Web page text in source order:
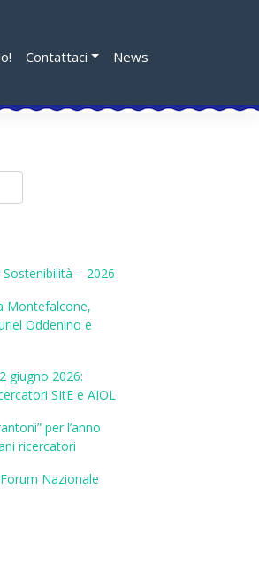
Contattaci News
– 2026
Montefalcone,
Oddenino e
giugno 2026:
SItE e AIOL
per l’anno
ricercatori
Nazionale